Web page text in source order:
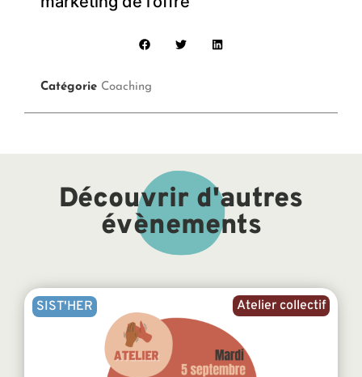
Catégorie Coaching
Découvrir d'autres
évènements
Atelier collectif
SIST'HER